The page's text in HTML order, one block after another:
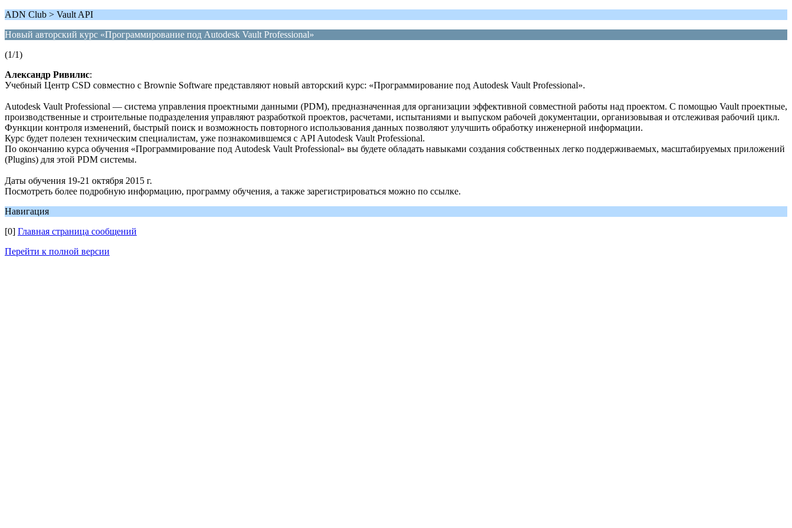
ADN Club > Vault API
Новый авторский курс «Программирование под Autodesk Vault Professional»
(1/1)
Александр Ривилис:
Учебный Центр CSD совместно с Brownie Software представляют новый авторский курс: «Программирование под Autodesk Vault Professional».
Autodesk Vault Professional — система управления проектными данными (PDM), предназначенная для организации эффективной совместной работы над проектом. С помощью Vault проектные,
производственные и строительные подразделения управляют разработкой проектов, расчетами, испытаниями и выпуском рабочей документации, организовывая и отслеживая рабочий цикл.
Функции контроля изменений, быстрый поиск и возможность повторного использования данных позволяют улучшить обработку инженерной информации.
Курс будет полезен техническим специалистам, уже познакомившемся с API Autodesk Vault Professional.
По окончанию курса обучения «Программирование под Autodesk Vault Professional» вы будете обладать навыками создания собственных легко поддерживаемых, масштабируемых приложений
(Plugins) для этой PDM системы.
Даты обучения 19-21 октября 2015 г.
Посмотреть более подробную информацию, программу обучения, а также зарегистрироваться можно по ссылке.
Навигация
[0] Главная страница сообщений
Перейти к полной версии